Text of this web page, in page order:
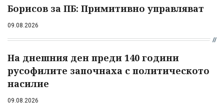
Борисов за ПБ: Примитивно управляват
09.08.2026
На днешния ден преди 140 години
русофилите започнаха с политическото
насилие
09.08.2026